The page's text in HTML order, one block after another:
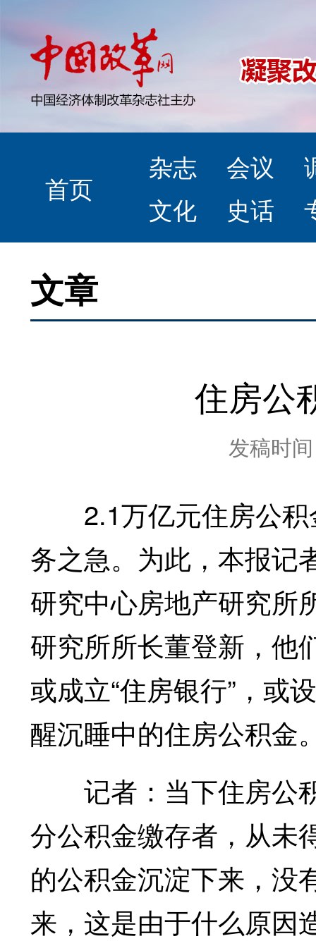
首页
杂志 会议
文化
史话
文章
住房公
发稿时
2.1万亿元住房公积
务之急。为此，本报记
研究中心房地产研究所
研究所所长董登新，他
或成立“住房银行”，或
醒沉睡中的住房公积金
记者：当下住房公
分公积金缴存者，从未
的公积金沉淀下来，没
来，这是由于什么原因